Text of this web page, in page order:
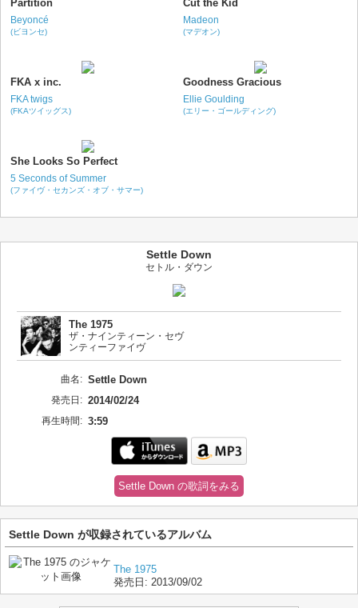
Partition
Beyoncé
(ビヨンセ)
Cut the Kid
Madeon
(マデオン)
FKA x inc.
FKA twigs
(FKAツイッグス)
Goodness Gracious
Ellie Goulding
(エリー・ゴールディング)
She Looks So Perfect
5 Seconds of Summer
(ファイヴ・セカンズ・オブ・サマー)
Settle Down
セトル・ダウン
The 1975
ザ・ナインティーン・セヴ
ンティーファイヴ
曲名: Settle Down
発売日: 2014/02/24
再生時間: 3:59
Settle Down の歌詞をみる
Settle Down が収録されているアルバム
The 1975
発売日: 2013/09/02